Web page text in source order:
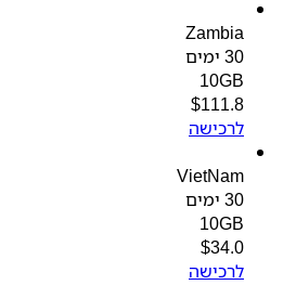
Zambia
10GB
$111.8
לרכישה
VietNam
10GB
$34.0
לרכישה